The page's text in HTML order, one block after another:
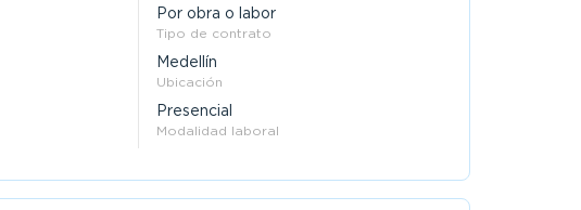
Por obra o labor
Tipo de contrato
Medellín
Ubicación
Presencial
Modalidad laboral